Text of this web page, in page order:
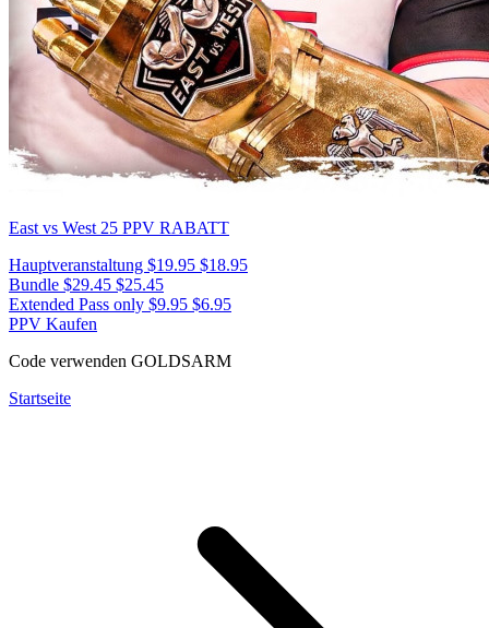
East vs West 25 PPV RABATT
Hauptveranstaltung $19.95 $18.95
Bundle $29.45 $25.45
Extended Pass only $9.95 $6.95
PPV Kaufen
Code verwenden GOLDSARM
Startseite